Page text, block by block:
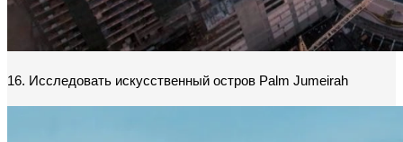
16. Исследовать искусственный остров Palm Jumeirah